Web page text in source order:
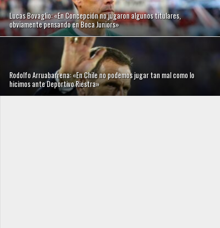
Lucas Bovaglio: «En Concepción no jugaron algunos titulares,
obviamente pensando en Boca Juniors»
Rodolfo Arruabarrena: «En Chile no podemos jugar tan mal como lo
hicimos ante Deportivo Riestra»